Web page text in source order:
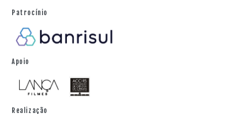
Patrocínio
Apoio
Realização